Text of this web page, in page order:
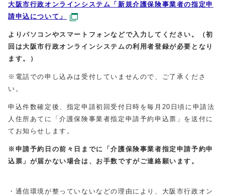
大阪市行政オンラインシステム「新規介護保険事業者の指定申
請申込について」
よりパソコンやスマートフォンなどで入力してください。（初
回は大阪市行政オンラインシステムの利用者登録が必要となり
ます。）
※電話での申し込みは受付していませんので、ご了承くださ
い。
申込件数確定後、指定申請初回受付日時を毎月20日頃に申請法
人住所あてに「介護保険事業者指定申請予約申込票」を送付に
てお知らせします。
※申請予約日の前々日までに「介護保険事業者指定申請予約申
込票」が届かない場合は、お手数ですがご連絡願います。
・通信環境が整っていないなどの理由により、大阪市行政オン